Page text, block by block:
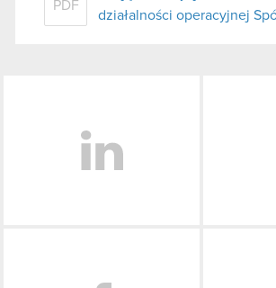
PDF
działalności operacyjnej